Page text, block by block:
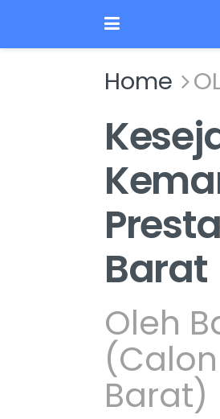
Home
Barat
Oleh
Barat)